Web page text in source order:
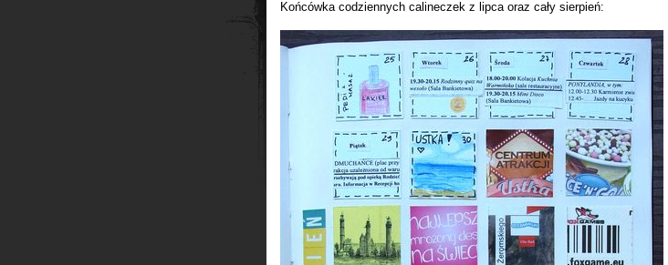
Końcówka codziennych calineczek z lipca oraz cały sierpień: